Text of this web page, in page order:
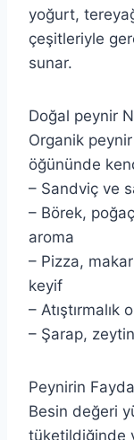
yoğurt,
çeşitleriyle
sunar.
Doğal peynir
Organik
öğününde
– Sandviç ve
– Börek,
aroma
– Pizza,
keyif
–
– Şarap,
Peynirin
Besin değeri
tüketildiğinde